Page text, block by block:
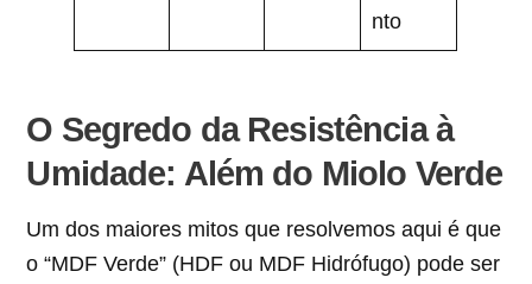
nto
O Segredo da Resistência à
Umidade: Além do Miolo Verde
Um dos maiores mitos que resolvemos aqui é que
o “MDF Verde” (HDF ou MDF Hidrófugo) pode ser